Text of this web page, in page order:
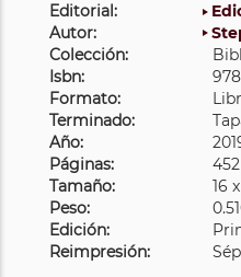
Editorial:
Autor:
Colección:
Isbn:
Formato:
Terminado:
Año:
Páginas:
452
Tamaño:
16
Peso:
Edición:
Reimpresión: